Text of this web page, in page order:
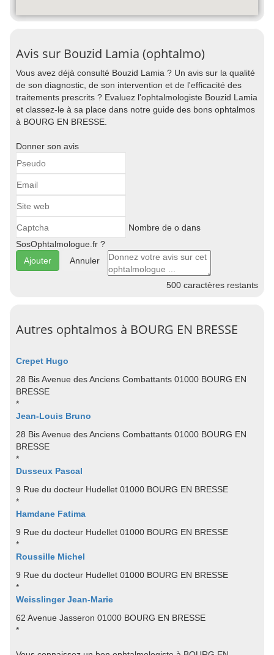
Avis sur Bouzid Lamia (ophtalmo)
Vous avez déjà consulté Bouzid Lamia ? Un avis sur la qualité
de son diagnostic, de son intervention et de l'efficacité des
traitements prescrits ? Evaluez l'ophtalmologiste Bouzid Lamia
et classez-le à sa place dans notre guide des bons ophtalmos
à BOURG EN BRESSE.
Donner son avis
Nombre de o dans
SosOphtalmologue.fr ?
Annuler
500 caractères restants
Autres ophtalmos à BOURG EN BRESSE
Crepet Hugo
28 Bis Avenue des Anciens Combattants 01000 BOURG EN
BRESSE
*
Jean-Louis Bruno
28 Bis Avenue des Anciens Combattants 01000 BOURG EN
BRESSE
*
Dusseux Pascal
9 Rue du docteur Hudellet 01000 BOURG EN BRESSE
*
Hamdane Fatima
9 Rue du docteur Hudellet 01000 BOURG EN BRESSE
*
Roussille Michel
9 Rue du docteur Hudellet 01000 BOURG EN BRESSE
*
Weisslinger Jean-Marie
62 Avenue Jasseron 01000 BOURG EN BRESSE
*